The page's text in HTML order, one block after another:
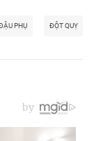
PHỤ ĐỘT QUỴ